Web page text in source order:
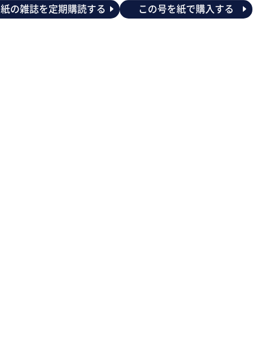
紙の雑誌を定期購読する この号を紙で購入する